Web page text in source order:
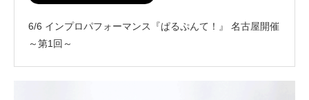
6/6 インプロパフォーマンス『ぱるぷんて！』 名古屋開催
～第1回～